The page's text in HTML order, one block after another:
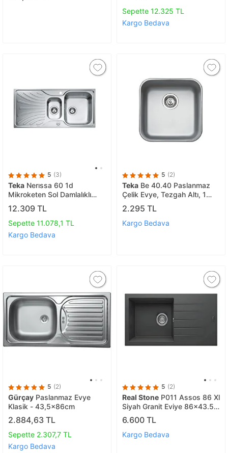
Sepette 12.325 TL
Kargo Bedava
5 (3)
Teka Nerıssa 60 1d
Mikroketen Sol Damlalıklı
Çelik Eviye 40109232
12.309 TL
Sepette 11.078,1 TL
Kargo Bedava
5 (2)
Teka Be 40.40 Paslanmaz
Çelik Evye, Tezgah Altı, 1
Göz
2.295 TL
Kargo Bedava
5 (2)
Gürçay Paslanmaz Evye
Klasik - 43,5x86cm
2.884,63 TL
Sepette 2.307,7 TL
Kargo Bedava
5 (2)
Real Stone P011 Assos 86 Xl
Siyah Granit Eviye 86x43.5
Cm Tezgah Üstü
6.600 TL
Kargo Bedava